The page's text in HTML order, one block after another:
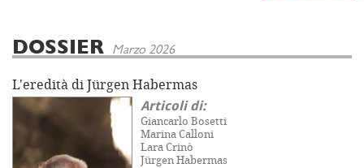
DOSSIER Marzo 2026
L'eredità di Jürgen Habermas
Articoli di:
Giancarlo Bosetti
Marina Calloni
Lara Crinò
Jürgen Habermas